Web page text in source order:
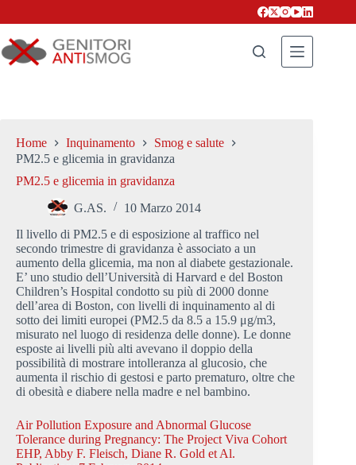
Home Inquinamento
Smog e salute
G.AS.
10 Marzo 2014
Il livello di PM2.5 e di esposizione al traffico nel
secondo trimestre di gravidanza è associato a un
aumento della glicemia, ma non al diabete gestazionale.
E’ uno studio dell’Università di Harvard e del Boston
Children’s Hospital condotto su più di 2000 donne
dell’area di Boston, con livelli di inquinamento al di
sotto dei limiti europei (PM2.5 da 8.5 a 15.9 μg/m3,
misurato nel luogo di residenza delle donne). Le donne
esposte ai livelli più alti avevano il doppio della
possibilità di mostrare intolleranza al glucosio, che
aumenta il rischio di gestosi e parto prematuro, oltre che
di obesità e diabere nella madre e nel bambino.
Air Pollution Exposure and Abnormal Glucose
Tolerance during Pregnancy: The Project Viva Cohort
EHP, Abby F. Fleisch, Diane R. Gold et Al.